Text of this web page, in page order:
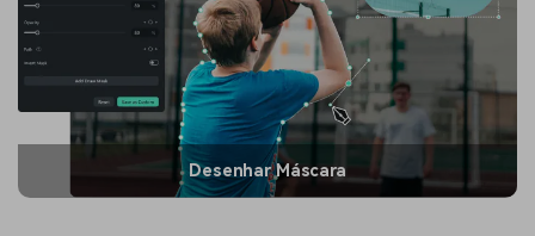
Desenhar Máscara